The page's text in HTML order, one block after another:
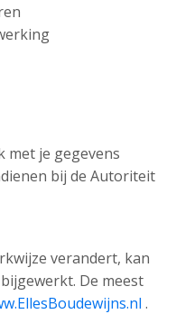
met je gegevens
bij de Autoriteit
verandert, kan
De meest
.